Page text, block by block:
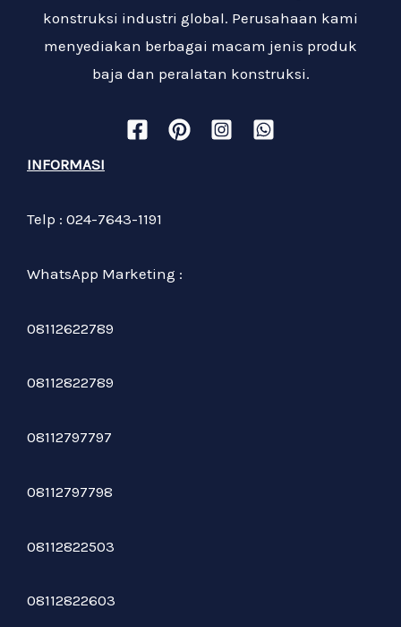
konstruksi industri global. Perusahaan kami
menyediakan berbagai macam jenis produk
baja dan peralatan konstruksi.
INFORMASI
Telp : 024-7643-1191
WhatsApp Marketing :
08112622789
08112822789
08112797797
08112797798
08112822503
08112822603